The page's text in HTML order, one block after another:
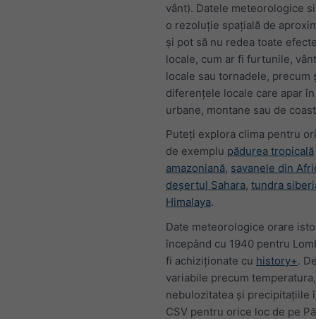
vânt). Datele meteorologice
o rezoluție spațială de
și pot să nu redea toate
locale, cum ar fi furtunile,
locale sau tornadele, precum
diferențele locale care apar
urbane, montane sau de
Puteți explora clima pentru
de exemplu pădurea tropicală
amazoniană, savanele din
deșertul Sahara, tundra
Himalaya.
Date meteorologice orare
începând cu 1940 pentru
fi achiziționate cu history+.
variabile precum
nebulozitatea și precipitațiile
CSV pentru orice loc de pe